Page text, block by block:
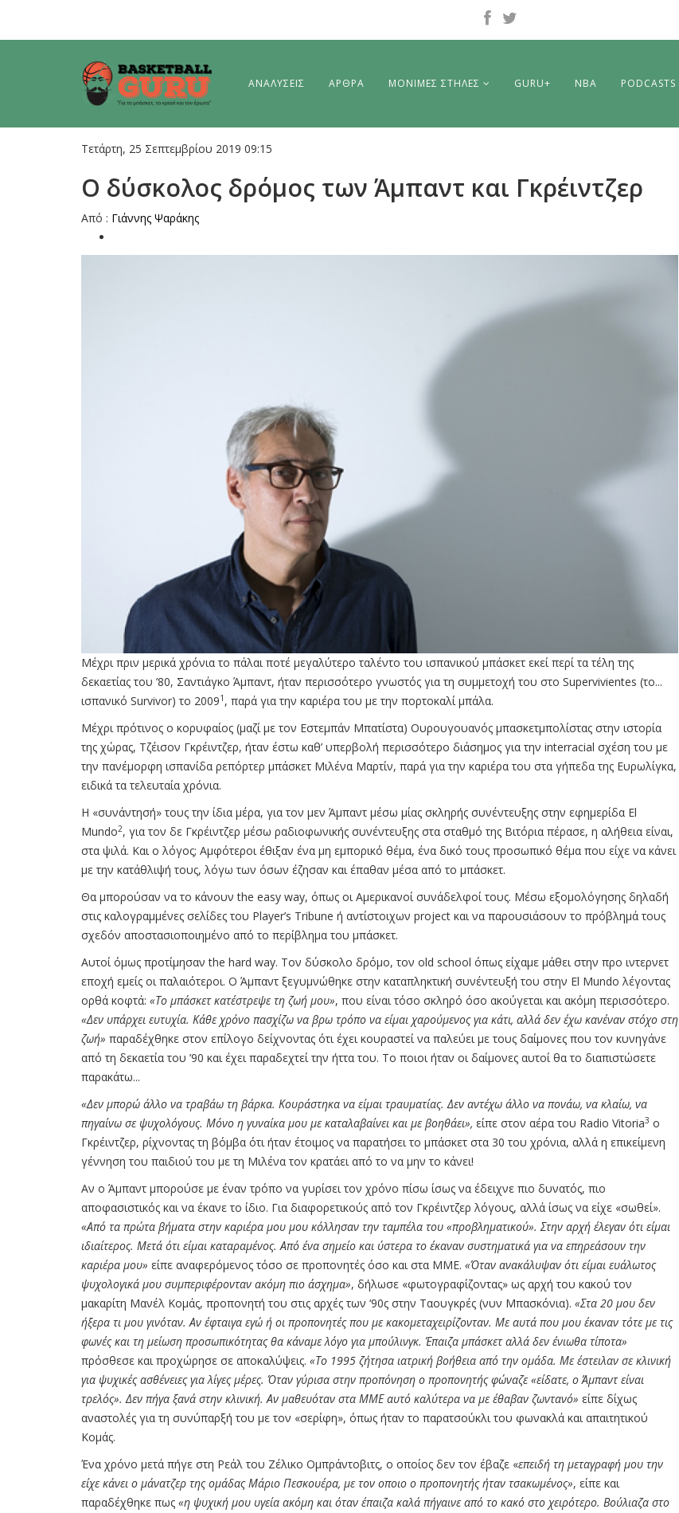
ΑΝΑΛΥΣΕΙΣ ΑΡΘΡΑ ΜΟΝΙΜΕΣ ΣΤΗΛΕΣ GURU+ NBA PODCASTS
Τετάρτη, 25 Σεπτεμβρίου 2019 09:15
O δύσκολος δρόμος των Άμπαντ και Γκρέιντζερ
Από : Γιάννης Ψαράκης
Μέχρι πριν μερικά χρόνια το πάλαι ποτέ μεγαλύτερο ταλέντο του ισπανικού μπάσκετ εκεί περί τα τέλη της
δεκαετίας του ’80, Σαντιάγκο Άμπαντ, ήταν περισσότερο γνωστός για τη συμμετοχή του στο Supervivientes (το...
ισπανικό Survivor) το 20091 , παρά για την καριέρα του με την πορτοκαλί μπάλα.
Μέχρι πρότινος ο κορυφαίος (μαζί με τον Εστεμπάν Μπατίστα) Ουρουγουανός μπασκετμπολίστας στην ιστορία
της χώρας, Τζέισον Γκρέιντζερ, ήταν έστω καθ’ υπερβολή περισσότερο διάσημος για την interracial σχέση του με
την πανέμορφη ισπανίδα ρεπόρτερ μπάσκετ Μιλένα Μαρτίν, παρά για την καριέρα του στα γήπεδα της Ευρωλίγκα,
ειδικά τα τελευταία χρόνια.
Η «συνάντησή» τους την ίδια μέρα, για τον μεν Άμπαντ μέσω μίας σκληρής συνέντευξης στην εφημερίδα El
Mundo2, για τον δε Γκρέιντζερ μέσω ραδιοφωνικής συνέντευξης στα σταθμό της Βιτόρια πέρασε, η αλήθεια είναι,
στα ψιλά. Και ο λόγος; Αμφότεροι έθιξαν ένα μη εμπορικό θέμα, ένα δικό τους προσωπικό θέμα που είχε να κάνει
με την κατάθλιψή τους, λόγω των όσων έζησαν και έπαθαν μέσα από το μπάσκετ.
Θα μπορούσαν να το κάνουν the easy way, όπως οι Αμερικανοί συνάδελφοί τους. Μέσω εξομολόγησης δηλαδή
στις καλογραμμένες σελίδες του Player’s Tribune ή αντίστοιχων project και να παρουσιάσουν το πρόβλημά τους
σχεδόν αποστασιοποιημένο από το περίβλημα του μπάσκετ.
Αυτοί όμως προτίμησαν the hard way. Τον δύσκολο δρόμο, τον old school όπως είχαμε μάθει στην προ ιντερνετ
εποχή εμείς οι παλαιότεροι. Ο Άμπαντ ξεγυμνώθηκε στην καταπληκτική συνέντευξή του στην El Mundo λέγοντας
ορθά κοφτά: «Το μπάσκετ κατέστρεψε τη ζωή μου», που είναι τόσο σκληρό όσο ακούγεται και ακόμη περισσότερο.
«Δεν υπάρχει ευτυχία. Κάθε χρόνο πασχίζω να βρω τρόπο να είμαι χαρούμενος για κάτι, αλλά δεν έχω κανέναν στόχο στη
ζωή» παραδέχθηκε στον επίλογο δείχνοντας ότι έχει κουραστεί να παλεύει με τους δαίμονες που τον κυνηγάνε
από τη δεκαετία του ’90 και έχει παραδεχτεί την ήττα του. Το ποιοι ήταν οι δαίμονες αυτοί θα το διαπιστώσετε
παρακάτω...
«Δεν μπορώ άλλο να τραβάω τη βάρκα. Κουράστηκα να είμαι τραυματίας. Δεν αντέχω άλλο να πονάω, να κλαίω, να
πηγαίνω σε ψυχολόγους. Μόνο η γυναίκα μου με καταλαβαίνει και με βοηθάει», είπε στον αέρα του Radio Vitoria3 ο
Γκρέιντζερ, ρίχνοντας τη βόμβα ότι ήταν έτοιμος να παρατήσει το μπάσκετ στα 30 του χρόνια, αλλά η επικείμενη
γέννηση του παιδιού του με τη Μιλένα τον κρατάει από το να μην το κάνει!
Αν ο Άμπαντ μπορούσε με έναν τρόπο να γυρίσει τον χρόνο πίσω ίσως να έδειχνε πιο δυνατός, πιο
αποφασιστικός και να έκανε το ίδιο. Για διαφορετικούς από τον Γκρέιντζερ λόγους, αλλά ίσως να είχε «σωθεί».
«Από τα πρώτα βήματα στην καριέρα μου μου κόλλησαν την ταμπέλα του «προβληματικού». Στην αρχή έλεγαν ότι είμαι
ιδιαίτερος. Μετά ότι είμαι καταραμένος. Από ένα σημείο και ύστερα το έκαναν συστηματικά για να επηρεάσουν την
καριέρα μου» είπε αναφερόμενος τόσο σε προπονητές όσο και στα ΜΜΕ. «Όταν ανακάλυψαν ότι είμαι ευάλωτος
ψυχολογικά μου συμπεριφέρονταν ακόμη πιο άσχημα», δήλωσε «φωτογραφίζοντας» ως αρχή του κακού τον
μακαρίτη Μανέλ Κομάς, προπονητή του στις αρχές των ‘90ς στην Ταουγκρές (νυν Μπασκόνια). «Στα 20 μου δεν
ήξερα τι μου γινόταν. Αν έφταιγα εγώ ή οι προπονητές που με κακομεταχειρίζονταν. Με αυτά που μου έκαναν τότε με τις
φωνές και τη μείωση προσωπικότητας θα κάναμε λόγο για μπούλινγκ. Έπαιζα μπάσκετ αλλά δεν ένιωθα τίποτα»
πρόσθεσε και προχώρησε σε αποκαλύψεις. «Το 1995 ζήτησα ιατρική βοήθεια από την ομάδα. Με έστειλαν σε κλινική
για ψυχικές ασθένειες για λίγες μέρες. Όταν γύρισα στην προπόνηση ο προπονητής φώναζε «είδατε, ο Άμπαντ είναι
τρελός». Δεν πήγα ξανά στην κλινική. Αν μαθευόταν στα ΜΜΕ αυτό καλύτερα να με έθαβαν ζωντανό» είπε δίχως
αναστολές για τη συνύπαρξή του με τον «σερίφη», όπως ήταν το παρατσούκλι του φωνακλά και απαιτητικού
Κομάς.
Ένα χρόνο μετά πήγε στη Ρεάλ του Ζέλικο Ομπράντοβιτς, ο οποίος δεν τον έβαζε «επειδή τη μεταγραφή μου την
είχε κάνει ο μάνατζερ της ομάδας Μάριο Πεσκουέρα, με τον οποιο ο προπονητής ήταν τσακωμένος», είπε και
παραδέχθηκε πως «η ψυχική μου υγεία ακόμη και όταν έπαιζα καλά πήγαινε από το κακό στο χειρότερο. Βούλιαζα στο